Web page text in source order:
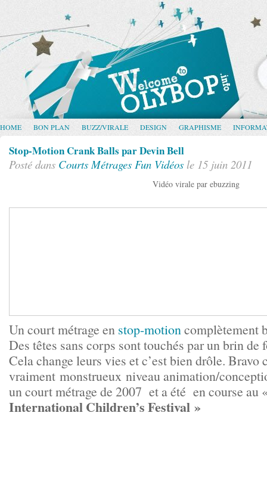
HOME BON PLAN BUZZ/VIRALE DESIGN GRAPHISME
Stop-Motion Crank Balls par Devin Bell
Posté dans Courts Métrages Fun Vidéos le 15 juin 2011
Vidéo virale par ebuzzing
Un court métrage en stop-motioncomplètement
Des têtes sans corps sont touchés par un brin
Cela change leurs vies et c’est bien drôle. Bravo
vraiment monstrueux niveau animation/
un court métrage de 2007 et a été en course au
International Children’s Festival »